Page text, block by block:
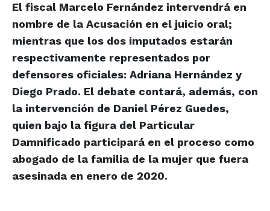
El fiscal Marcelo Fernández intervendrá en
nombre de la Acusación en el juicio oral;
mientras que los dos imputados estarán
respectivamente representados por
defensores oficiales: Adriana Hernández y
Diego Prado. El debate contará, además, con
la intervención de Daniel Pérez Guedes,
quien bajo la figura del Particular
Damnificado participará en el proceso como
abogado de la familia de la mujer que fuera
asesinada en enero de 2020.